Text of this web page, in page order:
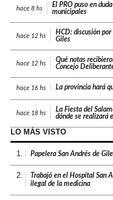
hace 8 hs
El PRO puso en
municipales
hace 12 hs
HCD: discusión
Giles
hace 12 hs
Qué notas
Concejo
hace 16 hs La provincia hará
hace 18 hs
La Fiesta del
dónde se realizará
LO MÁS VISTO
1. Papelera San Andrés de
2.
Trabajó en el Hospital San
ilegal de la medicina